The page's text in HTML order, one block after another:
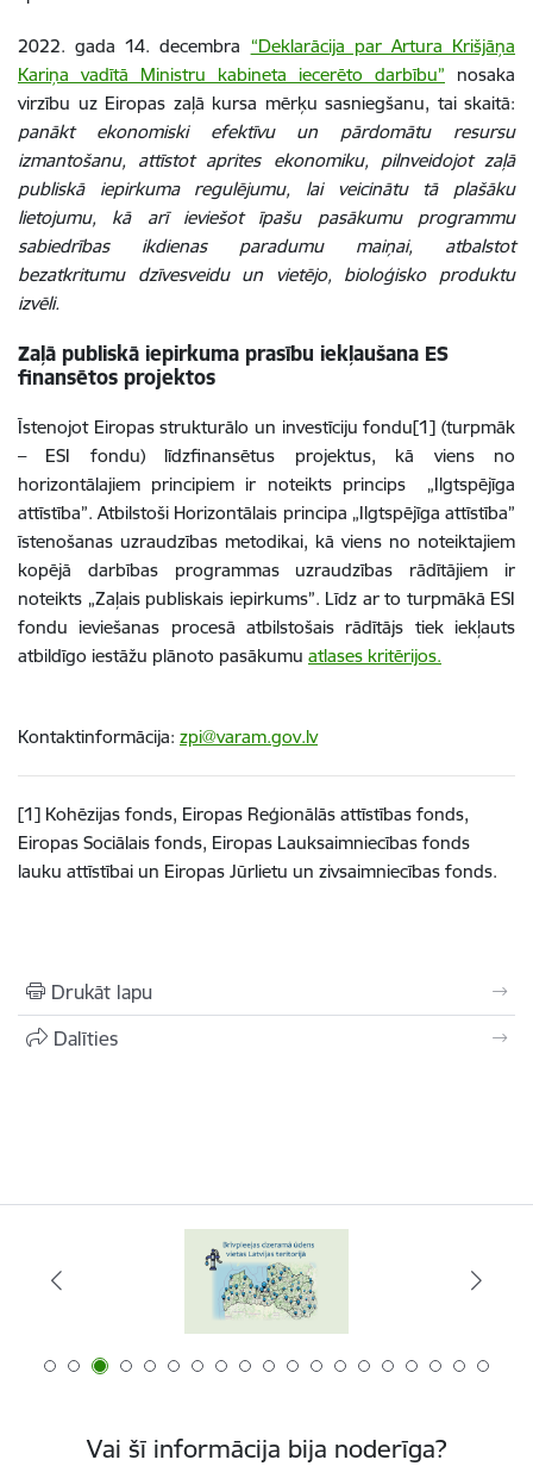
2022. gada 14. decembra “Deklarācija par Artura Krišjāņa
Kariņa vadītā Ministru kabineta iecerēto darbību” nosaka
virzību uz Eiropas zaļā kursa mērķu sasniegšanu, tai skaitā:
panākt ekonomiski efektīvu un pārdomātu resursu
izmantošanu, attīstot aprites ekonomiku, pilnveidojot zaļā
publiskā iepirkuma regulējumu, lai veicinātu tā plašāku
lietojumu, kā arī ieviešot īpašu pasākumu programmu
sabiedrības ikdienas paradumu maiņai, atbalstot
bezatkritumu dzīvesveidu un vietējo, bioloģisko produktu
izvēli.
Zaļā publiskā iepirkuma prasību iekļaušana ES
finansētos projektos
Īstenojot Eiropas strukturālo un investīciju fondu[1] (turpmāk
– ESI fondu) līdzfinansētus projektus, kā viens no
horizontālajiem principiem ir noteikts princips „Ilgtspējīga
attīstība”. Atbilstoši Horizontālais principa „Ilgtspējīga attīstība”
īstenošanas uzraudzības metodikai, kā viens no noteiktajiem
kopējā darbības programmas uzraudzības rādītājiem ir
noteikts „Zaļais publiskais iepirkums”. Līdz ar to turpmākā ESI
fondu ieviešanas procesā atbilstošais rādītājs tiek iekļauts
atbildīgo iestāžu plānoto pasākumu atlases kritērijos.
Kontaktinformācija: zpi@varam.gov.lv
[1] Kohēzijas fonds, Eiropas Reģionālās attīstības fonds,
Eiropas Sociālais fonds, Eiropas Lauksaimniecības fonds
lauku attīstībai un Eiropas Jūrlietu un zivsaimniecības fonds.
Drukāt lapu
Dalīties
Vai šī informācija bija noderīga?